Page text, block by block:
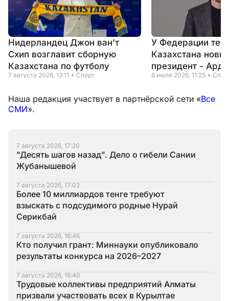
Нидерландец Джон ван’т
Схип возглавит сборную
Казахстана по футболу
7 августа 2026, 13:11 Спорт
У Федерации
Казахстана
президент -
8 июля 2026, 11:25
Наша редакция участвует в партнёрской сети «Все
СМИ».
7 августа 2026, 17:20
"Десять шагов назад". Дело о гибели Сании
Жубанышевой
7 августа 2026, 17:02
Более 10 миллиардов тенге требуют
взыскать с подсудимого родные Нурай
Серикбай
7 августа 2026, 16:46
Кто получил грант: Миннауки опубликовало
результаты конкурса на 2026–2027
7 августа 2026, 16:40
Трудовые коллективы предприятий Алматы
призвали участвовать всех в Курылтае